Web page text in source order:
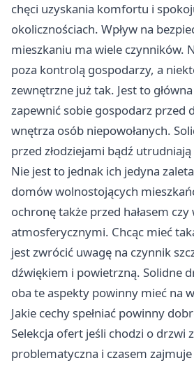
chęci uzyskania komfortu i
okolicznościach. Wpływ na
mieszkaniu ma wiele czynników.
poza kontrolą gospodarzy, a
zewnętrzne już tak. Jest to
zapewnić sobie gospodarz przed
wnętrza osób niepowołanych.
przed złodziejami bądź
Nie jest to jednak ich jedyna
domów wolnostojących
ochronę także przed hałasem
atmosferycznymi. Chcąc mieć
jest zwrócić uwagę na czynnik
dźwiękiem i powietrzną. Solidne
oba te aspekty powinny mieć na
Jakie cechy spełniać powinny
Selekcja ofert jeśli chodzi o drzwi
problematyczna i czasem